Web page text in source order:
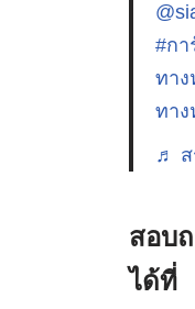
#กา
ทาง
ทา
♬ ส
สอบ
ได้ที่